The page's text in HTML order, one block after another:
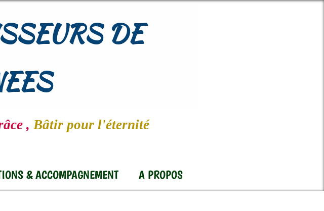
DE
,Bâtir pour l'éternité
& ACCOMPAGNEMENT A PROPOS